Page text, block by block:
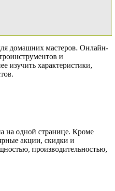
домашних мастеров. Онлайн-
и
изучить характеристики,
на одной странице. Кроме
акции, скидки и
производительностью,